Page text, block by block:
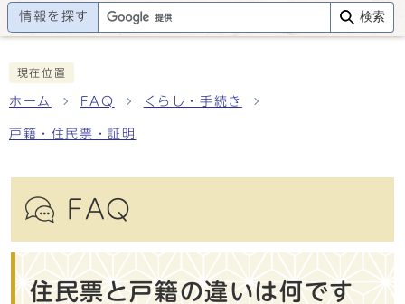
情報を探す 検索
現在位置
ホーム FAQ くらし・手続き
戸籍・住民票・証明
FAQ
住民票と戸籍の違いは何です